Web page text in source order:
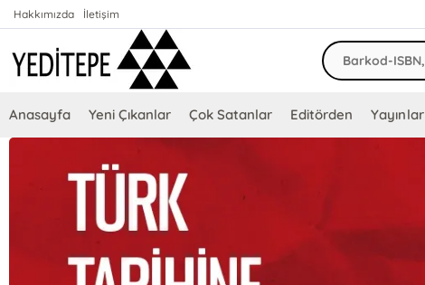
Hakkımızda İletişim
Anasayfa Yeni Çıkanlar Çok Satanlar Editörden Yayınlar